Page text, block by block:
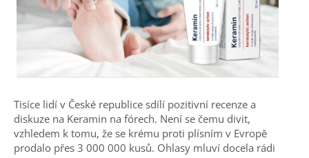
Tisíce lidí v České republice sdílí pozitivní recenze a
diskuze na Keramin na fórech. Není se čemu divit,
vzhledem k tomu, že se krému proti plísním v Evropě
prodalo přes 3 000 000 kusů. Ohlasy mluví docela rádi